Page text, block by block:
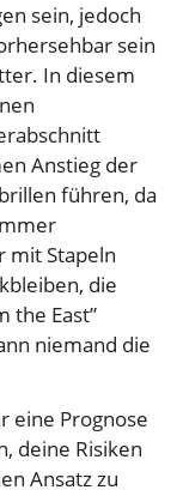
sein, jedoch
sein
In diesem
Anstieg der
führen, da
mit Stapeln
die
the East”
niemand die
eine Prognose
deine Risiken
Ansatz zu